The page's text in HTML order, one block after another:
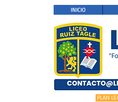
INICIO
PLAN